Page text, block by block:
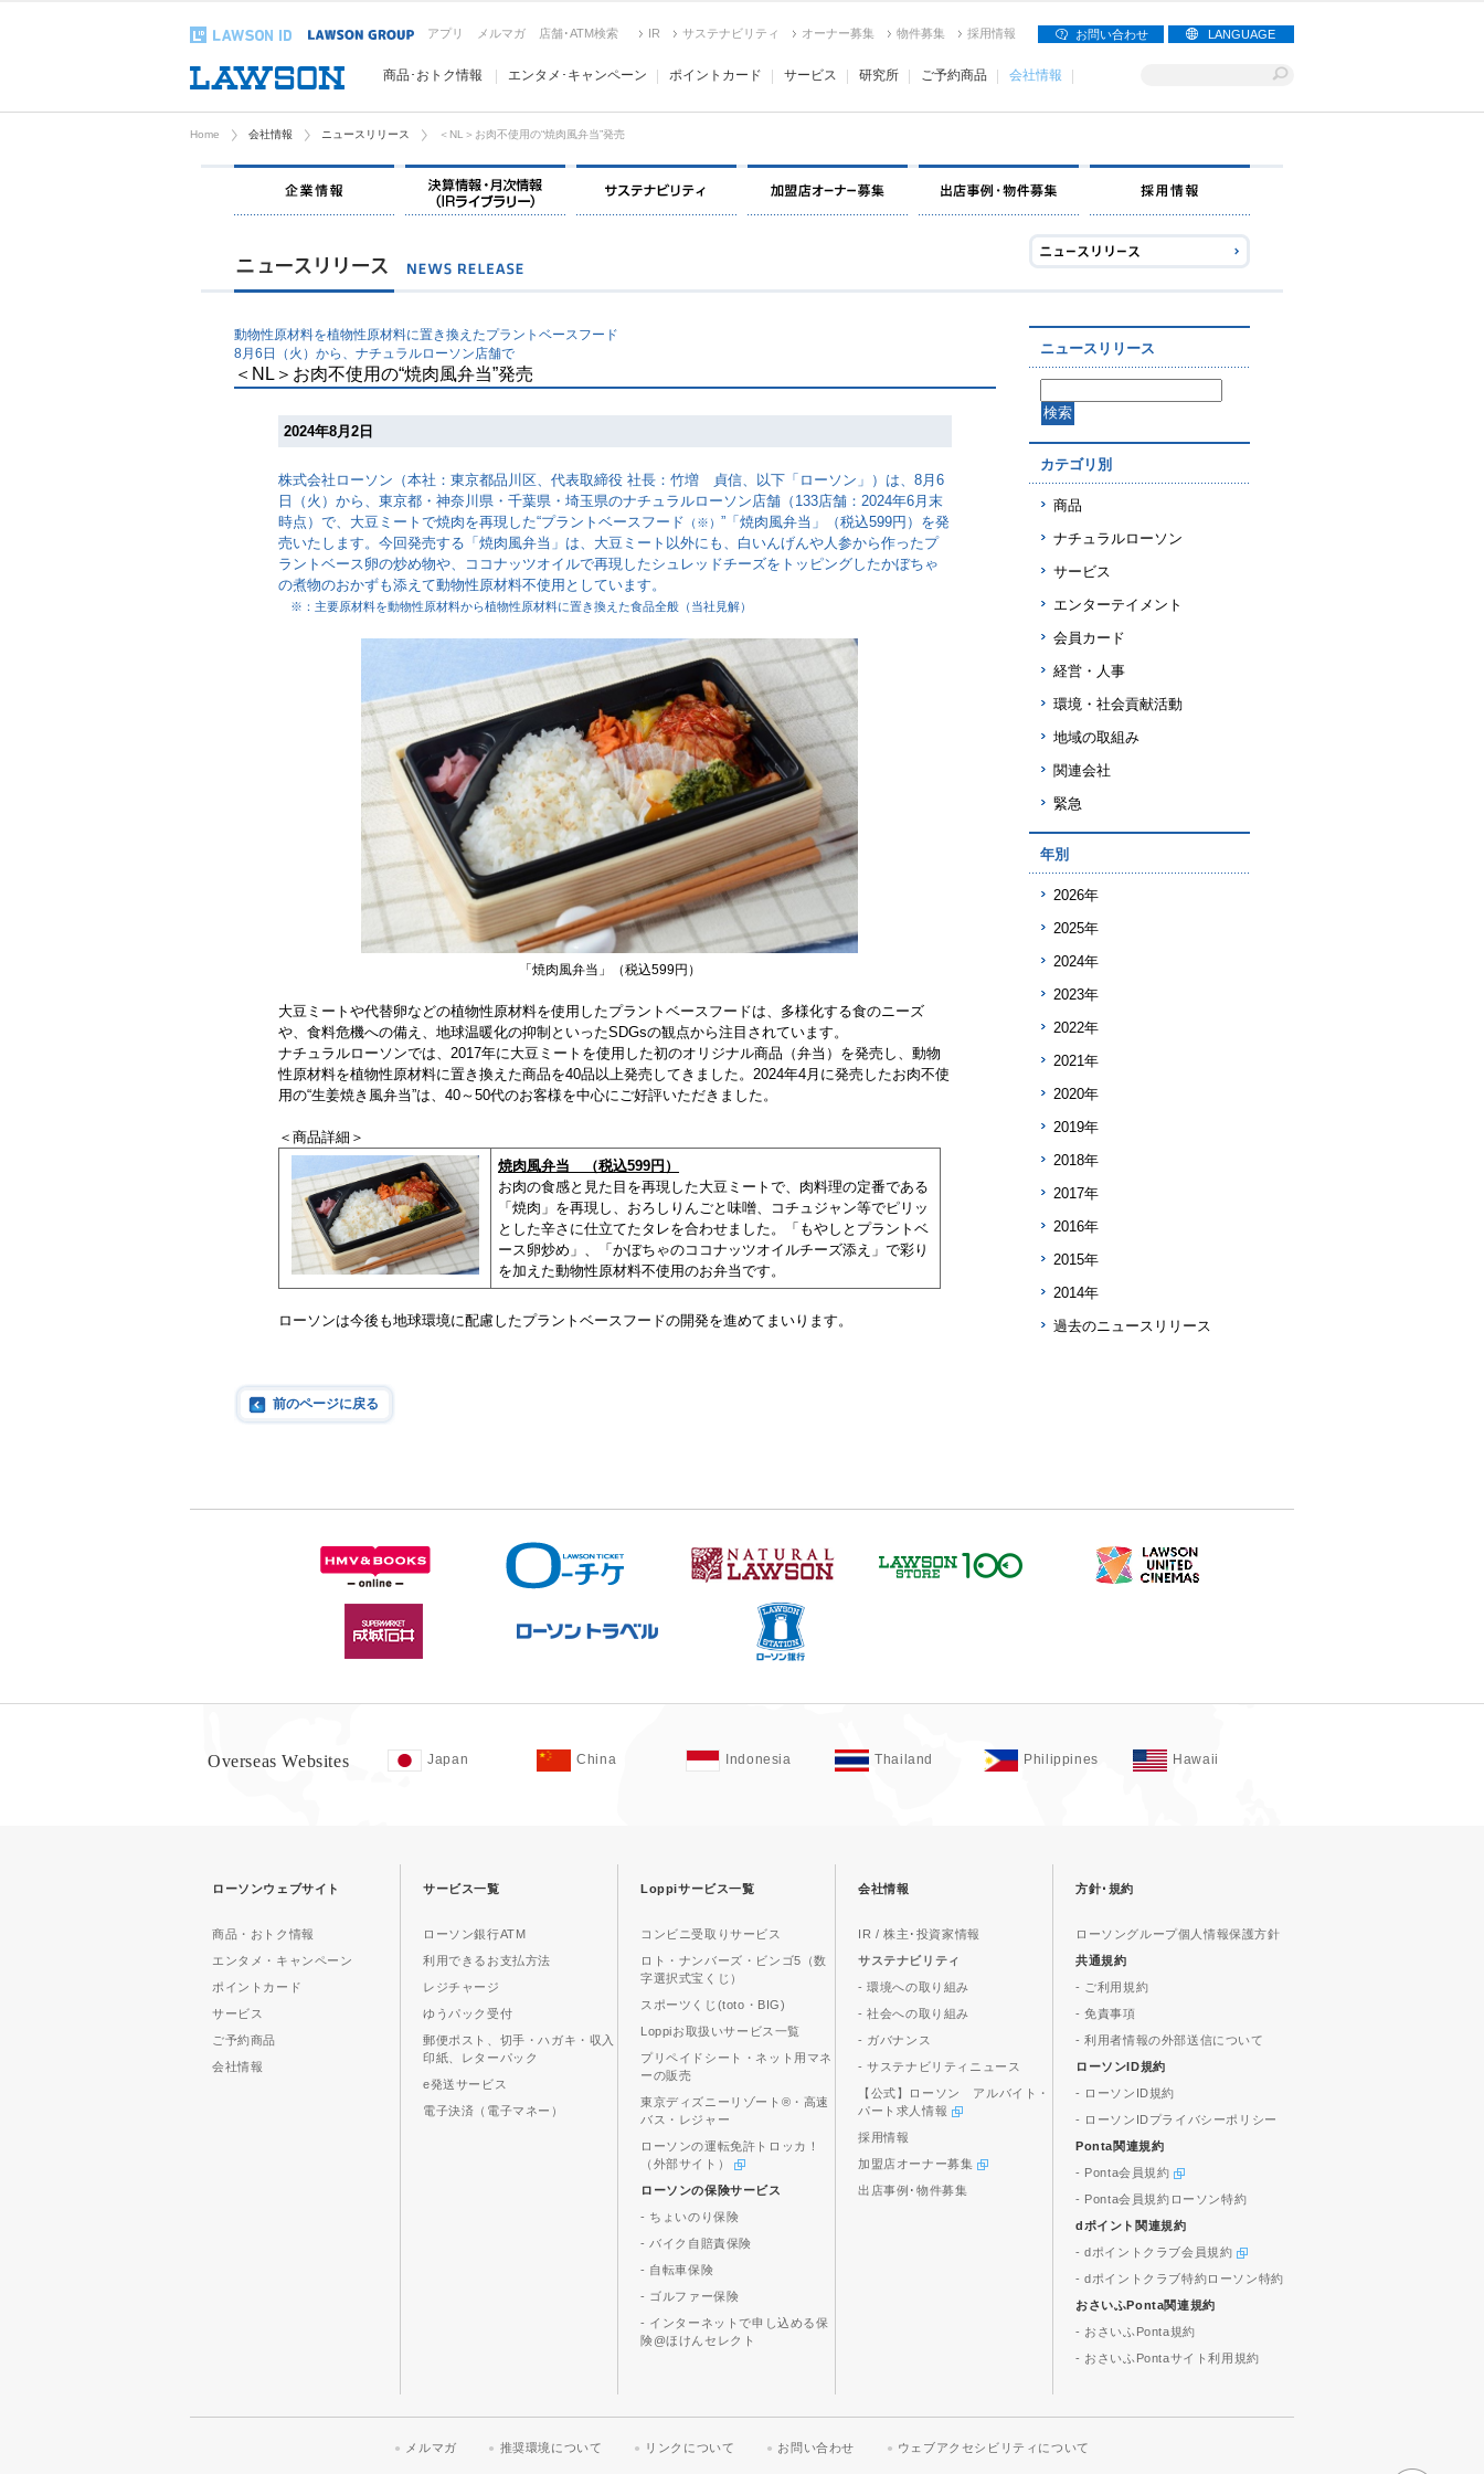
アプリ メルマガ 店舗･ATM検索 IR サステナビリティ オーナー募集 物件募集 採用情報 お問い合わせ LANGUAGE
商品･おトク情報 エンタメ･キャンペーン ポイントカード サービス 研究所 ご予約商品 会社情報
Home 会社情報 ニュースリリース ＜NL＞お肉不使用の“焼肉風弁当”発売
企業情報
動物性原材料を植物性原材料に置き換えたプラントベースフード
8月6日（火）から、ナチュラルローソン店舗で
＜NL＞お肉不使用の“焼肉風弁当”発売
2024年8月2日
株式会社ローソン（本社：東京都品川区、代表取締役 社長：竹増 貞信、以下「ローソン」）は、8月6
日（火）から、東京都・神奈川県・千葉県・埼玉県のナチュラルローソン店舗（133店舗：2024年6月末
時点）で、大豆ミートで焼肉を再現した“プラントベースフード （※） ”「焼肉風弁当」（税込599円）を発
売いたします。今回発売する「焼肉風弁当」は、大豆ミート以外にも、白いんげんや人参から作ったプ
ラントベース卵の炒め物や、ココナッツオイルで再現したシュレッドチーズをトッピングしたかぼちゃ
の煮物のおかずも添えて動物性原材料不使用としています。
※：主要原材料を動物性原材料から植物性原材料に置き換えた食品全般（当社見解）
「焼肉風弁当」（税込599円）
大豆ミートや代替卵などの植物性原材料を使用したプラントベースフードは、多様化する食のニーズ
や、食料危機への備え、地球温暖化の抑制といったSDGsの観点から注目されています。
ナチュラルローソンでは、2017年に大豆ミートを使用した初のオリジナル商品（弁当）を発売し、動物
性原材料を植物性原材料に置き換えた商品を40品以上発売してきました。2024年4月に発売したお肉不使
用の“生姜焼き風弁当”は、40～50代のお客様を中心にご好評いただきました。
＜商品詳細＞
焼肉風弁当 （税込599円）
お肉の食感と見た目を再現した大豆ミートで、肉料理の定番である
「焼肉」を再現し、おろしりんごと味噌、コチュジャン等でピリッ
とした辛さに仕立てたタレを合わせました。「もやしとプラントベ
ース卵炒め」、「かぼちゃのココナッツオイルチーズ添え」で彩り
を加えた動物性原材料不使用のお弁当です。
ローソンは今後も地球環境に配慮したプラントベースフードの開発を進めてまいります。
前のページに戻る
ニュースリリース
カテゴリ別
商品
ナチュラルローソン
サービス
エンターテイメント
会員カード
経営・人事
環境・社会貢献活動
地域の取組み
関連会社
緊急
年別
2026年
2025年
2024年
2023年
2022年
2021年
2020年
2019年
2018年
2017年
2016年
2015年
2014年
過去のニュースリリース
Overseas Websites Japan China Indonesia Thailand Philippines Hawaii
ローソンウェブサイト
商品・おトク情報
エンタメ・キャンペーン
ポイントカード
サービス
ご予約商品
会社情報
サービス一覧
ローソン銀行ATM
利用できるお支払方法
レジチャージ
ゆうパック受付
郵便ポスト、切手・ハガキ・収入
印紙、レターパック
e発送サービス
電子決済（電子マネー）
Loppiサービス一覧
コンビニ受取りサービス
ロト・ナンバーズ・ビンゴ5（数
字選択式宝くじ）
スポーツくじ(toto・BIG)
Loppiお取扱いサービス一覧
プリペイドシート・ネット用マネ
ーの販売
東京ディズニーリゾート®・高速
バス・レジャー
ローソンの運転免許トロッカ！
（外部サイト）
ローソンの保険サービス
- ちょいのり保険
- バイク自賠責保険
- 自転車保険
- ゴルファー保険
- インターネットで申し込める保
険@ほけんセレクト
会社情報
IR / 株主･投資家情報
サステナビリティ
- 環境への取り組み
- 社会への取り組み
- ガバナンス
- サステナビリティニュース
【公式】ローソン アルバイト・
パート求人情報
採用情報
加盟店オーナー募集
出店事例･物件募集
方針･規約
ローソングループ個人情報保護方針
共通規約
- ご利用規約
- 免責事項
- 利用者情報の外部送信について
ローソンID規約
- ローソンID規約
- ローソンIDプライバシーポリシー
Ponta関連規約
- Ponta会員規約
- Ponta会員規約ローソン特約
dポイント関連規約
- dポイントクラブ会員規約
- dポイントクラブ特約ローソン特約
おさいふPonta関連規約
- おさいふPonta規約
- おさいふPontaサイト利用規約
メルマガ 推奨環境について リンクについて お問い合わせ ウェブアクセシビリティについて